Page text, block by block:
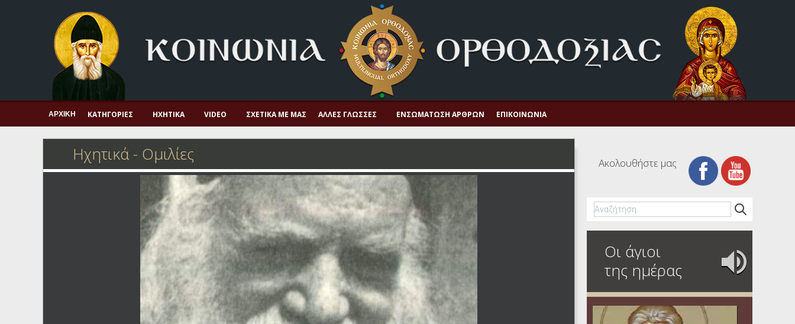
Πνευματική ζωή
Μαρτυρία και διδαχή
Λατρεία και προσευχή
Αγιολόγιο – Εορτολόγιο
ΑΡΧΙΚΉ ΚΑΤΗΓΟΡΊΕΣ ΗΧΗΤΙΚΆ VIDEO ΣΧΕΤΙΚΆ ΜΕ ΜΑΣ ΆΛΛΕΣ ΓΛΏΣΣΕΣ ΕΝΣΩΜΆΤΩΣΗ ΆΡΘΡΩΝ ΕΠΙΚΟΙΝΩΝΊΑ
Ηχητικά - Ομιλίες Ακολουθήστε μας
Οι άγιοι
της ημέρας